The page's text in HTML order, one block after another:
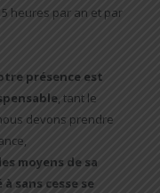
heures par an et par
présence est
, tant le
devons prendre
moyens de sa
sans cesse se